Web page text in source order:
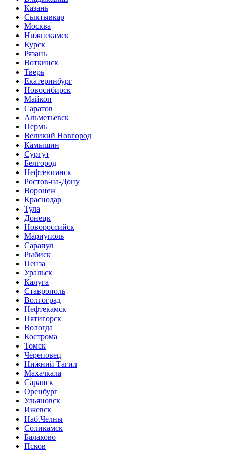
Казань
Сыктывкар
Москва
Нижнекамск
Курск
Рязань
Воткинск
Тверь
Екатеринбург
Новосибирск
Майкоп
Саратов
Альметьевск
Пермь
Великий Новгород
Камышин
Сургут
Белгород
Нефтеюганск
Ростов-на-Дону
Воронеж
Краснодар
Тула
Донецк
Новороссийск
Мариуполь
Сарапул
Рыбиск
Пенза
Уральск
Калуга
Ставрополь
Волгоград
Нефтекамск
Пятигорск
Вологда
Кострома
Томск
Череповец
Нижний Тагил
Махачкала
Саранск
Оренбург
Ульяновск
Ижевск
Наб.Челны
Соликамск
Балаково
Псков